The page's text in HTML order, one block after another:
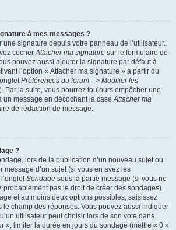
à mes messages ?
une signature depuis votre panneau de l’utilisateur.
cocherAttacher ma signature sur le formulaire de
pouvez aussi ajouter la signature par défaut à
l’option « Attacher ma signature » à partir du
Préférences du forum --> Modifier les
). Par la suite, vous pourrez toujours empêcher une
un message en décochant la caseAttacher ma
de rédaction de message.
?
lors de la publication d’un nouveau sujet ou
message d’un sujet (si vous en avez les
Sondage sous la partie message (si vous ne
probablement pas le droit de créer des sondages).
et au moins deux options possibles, saisissez
champ des réponses. Vous pouvez aussi indiquer
utilisateur peut choisir lors de son vote dans
», limiter la durée en jours du sondage (mettre « 0 »